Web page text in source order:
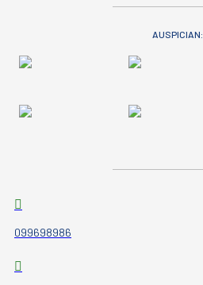
AUSPICIAN:
099698986